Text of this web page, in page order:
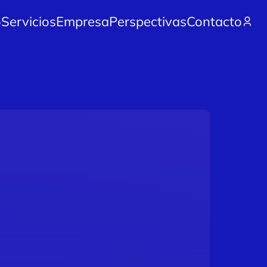
ServiciosEmpresaPerspectivasContacto